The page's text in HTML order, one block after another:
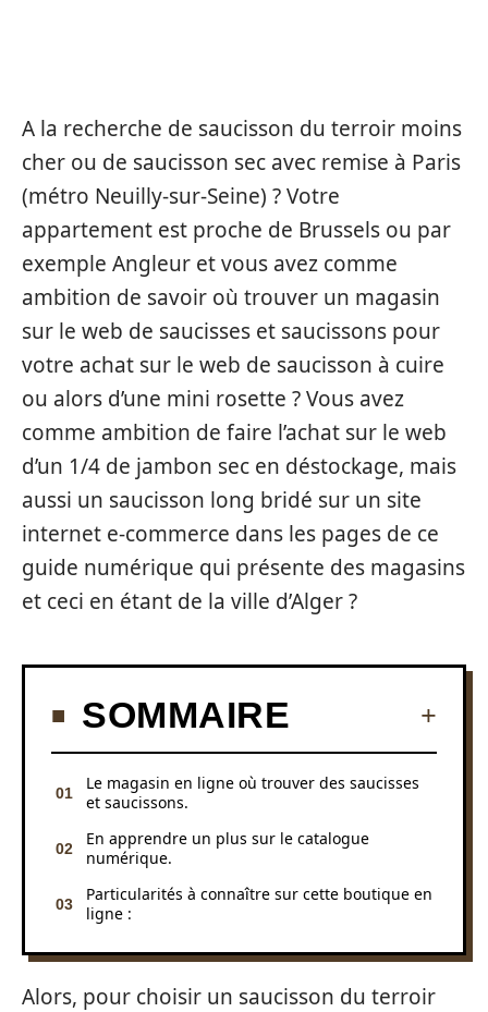
A la recherche de saucisson du terroir moins
cher ou de saucisson sec avec remise à Paris
(métro Neuilly-sur-Seine) ? Votre
appartement est proche de Brussels ou par
exemple Angleur et vous avez comme
ambition de savoir où trouver un magasin
sur le web de saucisses et saucissons pour
votre achat sur le web de saucisson à cuire
ou alors d’une mini rosette ? Vous avez
comme ambition de faire l’achat sur le web
d’un 1/4 de jambon sec en déstockage, mais
aussi un saucisson long bridé sur un site
internet e-commerce dans les pages de ce
guide numérique qui présente des magasins
et ceci en étant de la ville d’Alger ?
SOMMAIRE
Le magasin en ligne où trouver des saucisses
et saucissons.
En apprendre un plus sur le catalogue
numérique.
Particularités à connaître sur cette boutique en
ligne :
Alors, pour choisir un saucisson du terroir